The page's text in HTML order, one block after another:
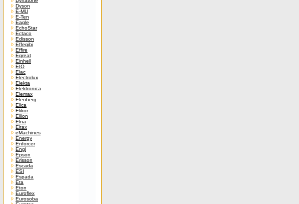
Dyson
E-MU
E-Ten
Eagle
EchoStar
Ectaco
Edisson
Effegibi
Effire
Egreat
Einhell
EIO
Elac
Electrolux
Elekta
Elektronica
Elemax
Elenberg
Elica
Elikor
Ellion
Elna
Eltax
eMachines
Energy
Enforcer
Engl
Epson
Erisson
Escada
ESI
Espada
Eta
Eton
Euroflex
Eurosoba